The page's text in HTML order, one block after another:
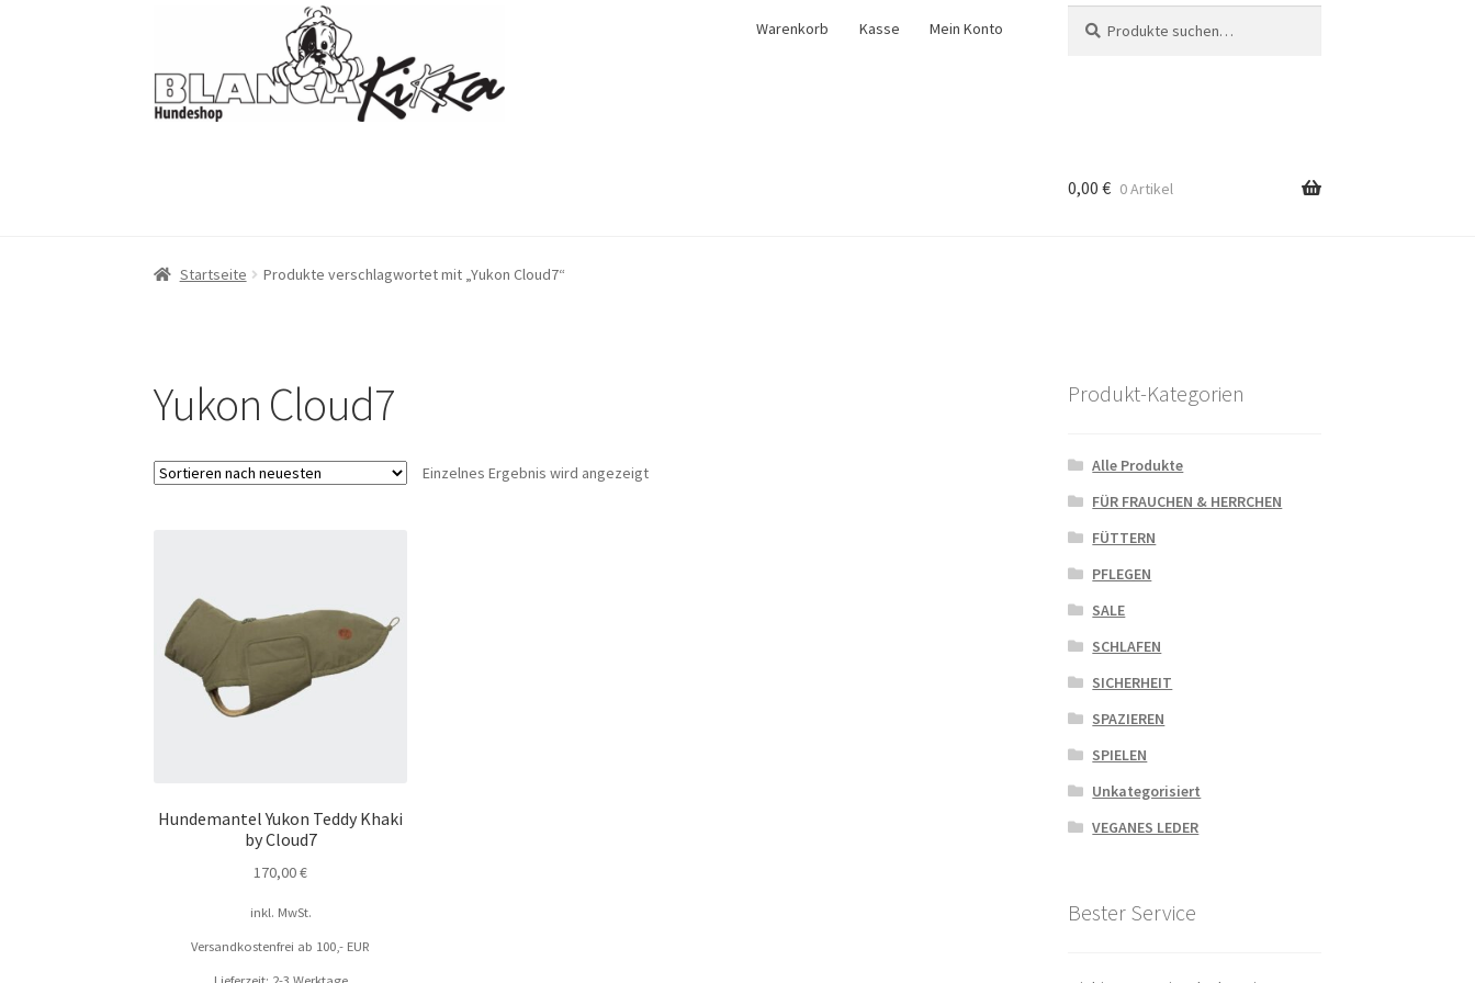
springen
springen
Warenkorb Kasse Mein Konto
nach:
0,00 € 0 Artikel
Startseite Produkte verschlagwortet mit „Yukon Cloud7“
Yukon Cloud7
Einzelnes Ergebnis wird angezeigt
Hundemantel Yukon Teddy Khaki
by Cloud7
170,00€
inkl. MwSt.
Versandkostenfrei ab 100,- EUR
Produkt-Kategorien
Alle Produkte
FÜR FRAUCHEN & HERRCHEN
FÜTTERN
PFLEGEN
SALE
SCHLAFEN
SICHERHEIT
SPAZIEREN
SPIELEN
Unkategorisiert
VEGANES LEDER
Bester Service